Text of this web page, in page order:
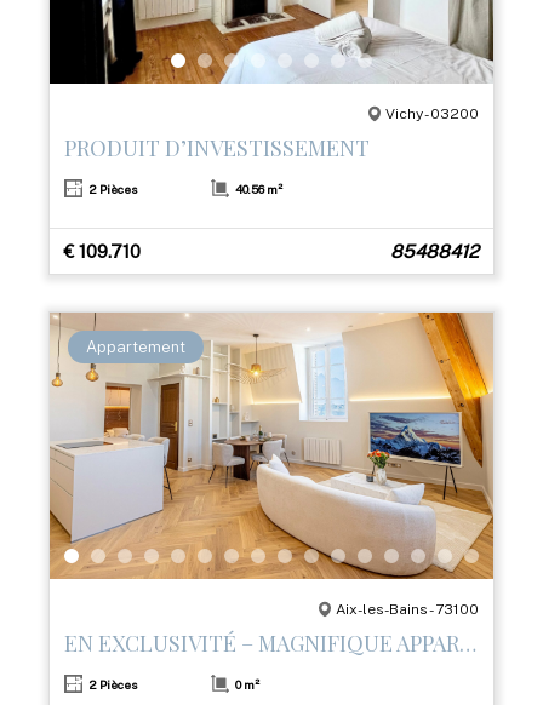
Vichy - 03200
PRODUIT D’INVESTISSEMENT
2 Pièces 40.56 m²
€ 109.710 85488412
Appartement
Aix-les-Bains - 73100
EN EXCLUSIVITÉ – MAGNIFIQUE APPARTEMENT T2 RÉNOVÉ AVEC PRESTATIONS HAUT DE GAMME
2 Pièces 0 m²